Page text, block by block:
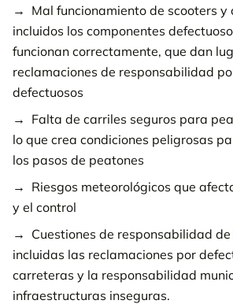
Mal funcionamiento de scooters y
incluidos los componentes
funcionan correctamente, que dan
reclamaciones de responsabilidad
defectuosos
Falta de carriles seguros para
lo que crea condiciones peligrosas
los pasos de peatones
Riesgos meteorológicos que
y el control
Cuestiones de responsabilidad de
incluidas las reclamaciones por
carreteras y la responsabilidad
infraestructuras inseguras.